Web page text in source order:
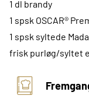
1 dl brandy
1 spsk OSCAR®
1 spsk syltede
frisk purløg/syltet